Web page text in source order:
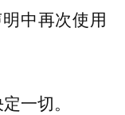
中再次使用
一切。